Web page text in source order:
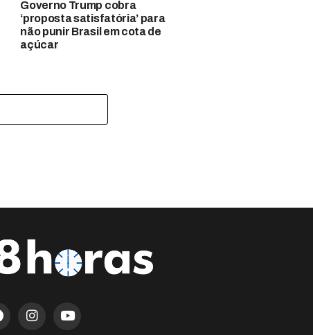
Governo Trump cobra
‘proposta satisfatória’ para
não punir Brasil em cota de
açúcar